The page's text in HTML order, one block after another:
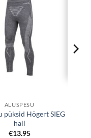
soovinimekirjale
ALUSPESU
püksid Högert SIEG
hall
€13.95